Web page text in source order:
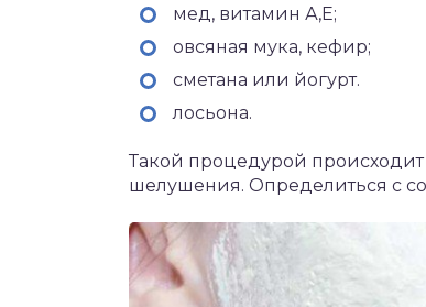
мед, витамин А,Е;
овсяная мука, кефир;
сметана или йогурт.
лосьона.
Такой процедурой
шелушения. Определиться с